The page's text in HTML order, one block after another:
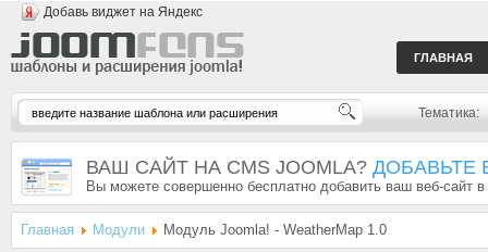
Добавь виджет на Яндекс
ГЛАВНАЯ
Тематика:
ВАШ САЙТ НА CMS JOOMLA? ДОБАВЬТЕ
Вы можете совершенно бесплатно добавить ваш веб-сайт
Главная Модули Модуль Joomla! - WeatherMap 1.0